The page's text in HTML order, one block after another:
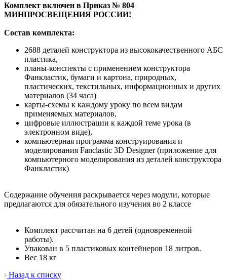
Комплект включен в Приказ № 804
МИНПРОСВЕЩЕНИЯ РОССИИ!
Состав комплекта:
2688 деталей конструктора из высококачественного АБС
пластика,
планы-конспекты с применением конструктора
Фанкластик, бумаги и картона, природных,
пластических, текстильных, информационных и других
материалов (34 часа)
карты-схемы к каждому уроку по всем видам
применяемых материалов,
цифровые иллюстрации к каждой теме урока (в
электронном виде),
компьютерная программа конструирования и
моделирования Fanclastic 3D Designer (приложение для
компьютерного моделирования из деталей конструктора
Фанкластик)
Содержание обучения раскрывается через модули, которые
предлагаются для обязательного изучения во 2 классе
Комплект рассчитан на 6 детей (одновременной
работы).
Упакован в 5 пластиковых контейнеров 18 литров.
Вес 18 кг
Назад к списку